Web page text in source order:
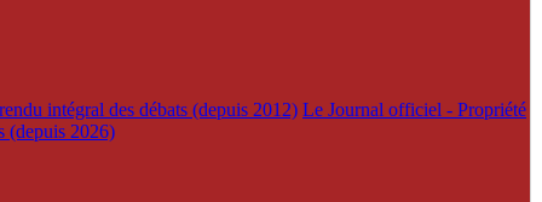
intégral des débats (depuis 2012) Le Journal officiel - Propriété
(depuis 2026)